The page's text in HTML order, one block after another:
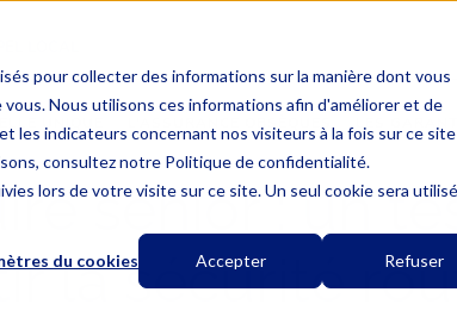
pour collecter des informations sur la manière dont vous
Nous utilisons ces informations afin d'améliorer et de
les indicateurs concernant nos visiteurs à la fois sur ce
consultez notre Politique de confidentialité.
lors de votre visite sur ce site. Un seul cookie sera
du cookies Accepter Refuser
senior : un
la sécurité